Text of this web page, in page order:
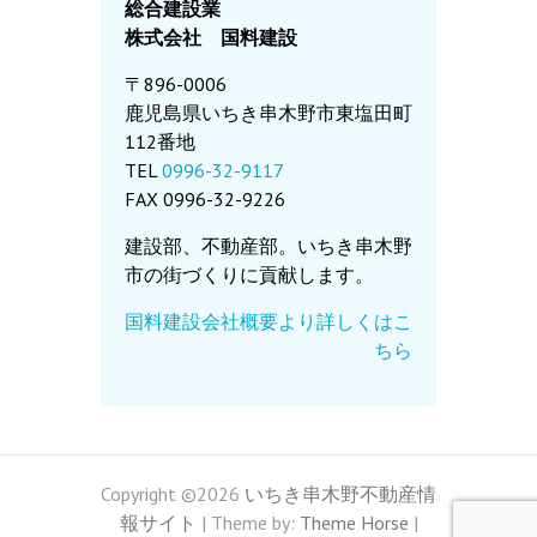
総合建設業
株式会社 国料建設
〒896-0006
鹿児島県いちき串木野市東塩田町
112番地
TEL0996-32-9117
FAX 0996-32-9226
建設部、不動産部。いちき串木野
市の街づくりに貢献します。
国料建設会社概要より詳しくはこ
ちら
Copyright ©2026 いちき串木野不動産情
報サイト | Theme by: Theme Horse |